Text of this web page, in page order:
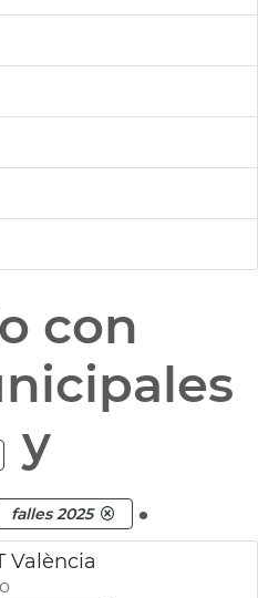
con
y
falles 2025 .
València